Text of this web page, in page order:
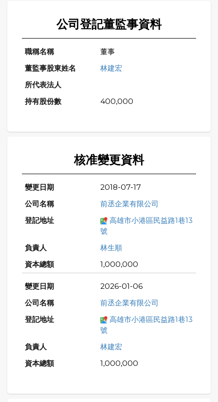
公司登記董監事資料
董事
林建宏
400,000
核准變更資料
2018-07-17
前丞企業有限公司
高雄市小港區民益路1巷13
號
林生順
1,000,000
2026-01-06
前丞企業有限公司
高雄市小港區民益路1巷13
號
林建宏
1,000,000